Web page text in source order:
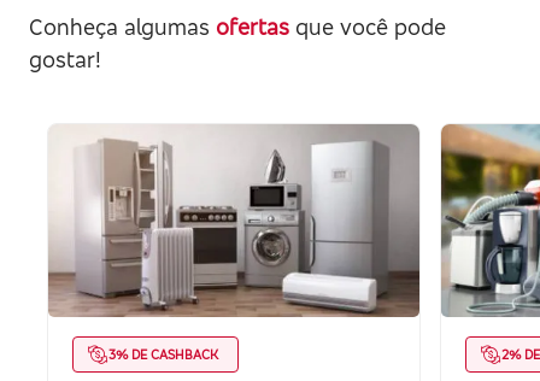
Conheça algumas ofertas que você pode
gostar!
3% DE CASHBACK 2%